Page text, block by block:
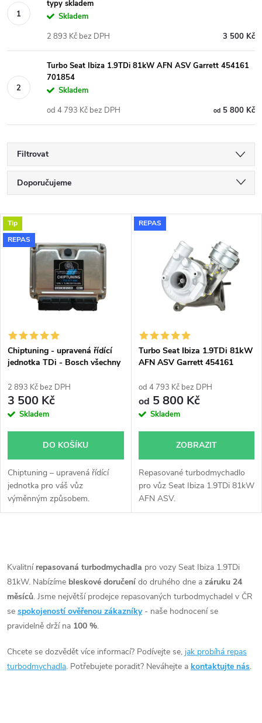
typy skladem
Skladem
3 500 Kč
2 893 Kč bez DPH
Turbo Seat Ibiza 1.9TDi 81kW AFN ASV Garrett 454161
701854
Skladem
od5 800 Kč
od 4 793 Kč bez DPH
Filtrovat
Ř
a
z
í
p
r
o
u
k
ů
Doporučujeme
Nejdražší
Nejprodávanější
V
ý
s
p
r
o
d
u
k
ů
Tip
REPAS
Chiptuning - upravená řídící
jednotka TDi - Bosch všechny
2 893 Kč bez DPH
3 500 Kč
Skladem
DO KOŠÍKU
Chiptuning – upravená řídící
jednotka pro váš vůz
výměnným způsobem.
REPAS
Turbo Seat Ibiza 1.9TDi 81kW
AFN ASV Garrett 454161
od 4 793 Kč bez DPH
od 5 800 Kč
Skladem
ZOBRAZIT
Repasované turbodmychadlo
pro vůz Seat Ibiza 1.9TDi 81kW
AFN ASV.
v
l
á
a
Kvalitní repasovaná turbodmychadla pro vozy Seat Ibiza 1.9TDi
81kW. Nabízíme bleskové doručení do druhého dne a záruku 24
měsíců. Jsme největší prodejce repasovaných turbodmychadel v ČR
se spokojeností ověřenou zákazníky - naše hodnocení se
pravidelně drží na 100 %.
Chcete se dozvědět více informací? Podívejte se, jak probíhá repas
turbodmychadla. Potřebujete poradit? Neváhejte a kontaktujte nás.